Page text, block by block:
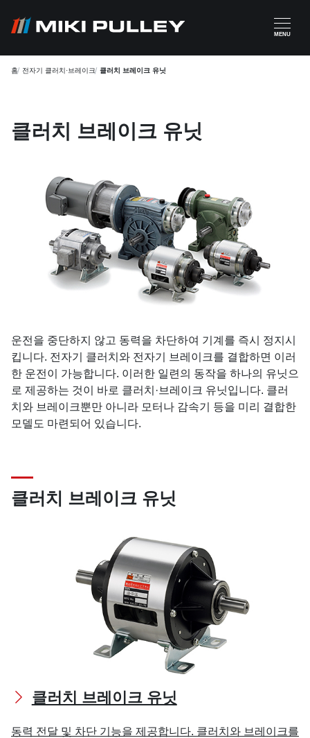
MENU
홈 전자기 클러치·브레이크 클러치 브레이크 유닛
클러치 브레이크 유닛
운전을 중단하지 않고 동력을 차단하여 기계를 즉시 정지시
킵니다. 전자기 클러치와 전자기 브레이크를 결합하면 이러
한 운전이 가능합니다. 이러한 일련의 동작을 하나의 유닛으
로 제공하는 것이 바로 클러치·브레이크 유닛입니다. 클러
치와 브레이크뿐만 아니라 모터나 감속기 등을 미리 결합한
모델도 마련되어 있습니다.
클러치 브레이크 유닛
클러치 브레이크 유닛
동력 전달 및 차단 기능을 제공합니다. 클러치와 브레이크를